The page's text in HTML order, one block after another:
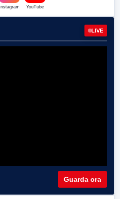
Instagram YouTube
LIVE
Guarda ora